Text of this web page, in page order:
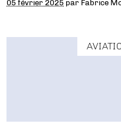
05 février 2025 par Fabrice